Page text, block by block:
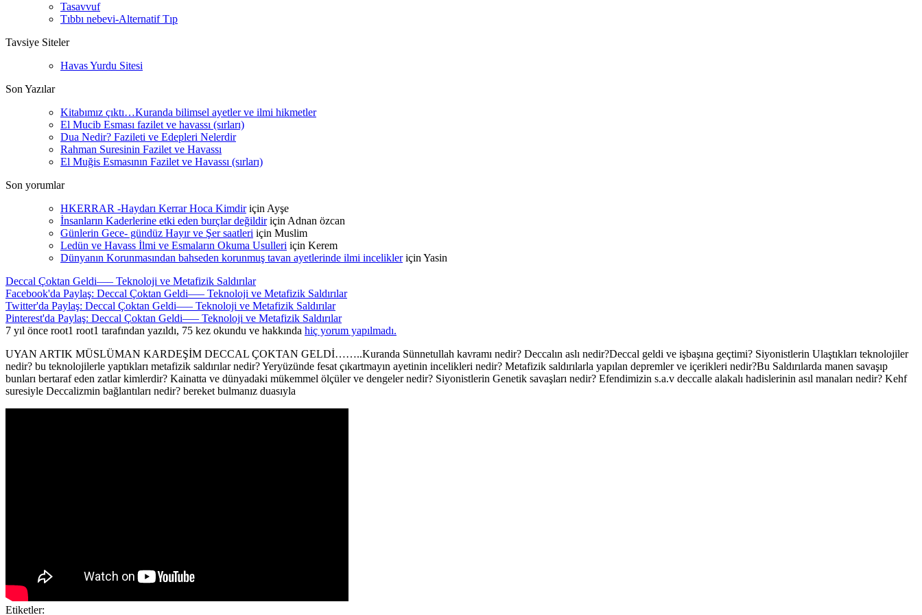
Tasavvuf
Tıbbı nebevi-Alternatif Tıp
Tavsiye Siteler
Havas Yurdu Sitesi
Son Yazılar
Kitabımız çıktı…Kuranda bilimsel ayetler ve ilmi hikmetler
El Mucib Esması fazilet ve havassı (sırları)
Dua Nedir? Fazileti ve Edepleri Nelerdir
Rahman Suresinin Fazilet ve Havassı
El Muğis Esmasının Fazilet ve Havassı (sırları)
Son yorumlar
HKERRAR -Haydarı Kerrar Hoca Kimdiriçin Ayşe
İnsanların Kaderlerine etki eden burçlar değildiriçin Adnan özcan
Günlerin Gece- gündüz Hayır ve Şer saatleri için Muslim
Ledün ve Havass İlmi ve Esmaların Okuma Usulleri için Kerem
Dünyanın Korunmasından bahseden korunmuş tavan ayetlerinde ilmi incelikleriçin Yasin
Deccal Çoktan Geldi—– Teknoloji ve Metafizik Saldırılar
Facebook'da Paylaş: Deccal Çoktan Geldi—– Teknoloji ve Metafizik Saldırılar
Twitter'da Paylaş: Deccal Çoktan Geldi—– Teknoloji ve Metafizik Saldırılar
Pinterest'da Paylaş: Deccal Çoktan Geldi—– Teknoloji ve Metafizik Saldırılar
7 yıl önce root1 root1 tarafından yazıldı, 75 kez okundu ve hakkında hiç yorum yapılmadı.
UYAN ARTIK MÜSLÜMAN KARDEŞİM DECCAL ÇOKTAN GELDİ……..Kuranda Sünnetullah kavramı nedir? Deccalın aslı nedir?Deccal geldi ve işbaşına geçtimi? Siyonistlerin Ulaştıkları teknolojiler
nedir? bu teknolojilerle yaptıkları metafizik saldırılar nedir? Yeryüzünde fesat çıkartmayın ayetinin incelikleri nedir? Metafizik saldırılarla yapılan depremler ve içerikleri nedir?Bu Saldırılarda manen savaşıp
bunları bertaraf eden zatlar kimlerdir? Kainatta ve dünyadaki mükemmel ölçüler ve dengeler nedir? Siyonistlerin Genetik savaşları nedir? Efendimizin s.a.v deccalle alakalı hadislerinin asıl manaları nedir? Kehf
suresiyle Deccalizmin bağlantıları nedir? bereket bulmanız duasıyla
Etiketler: